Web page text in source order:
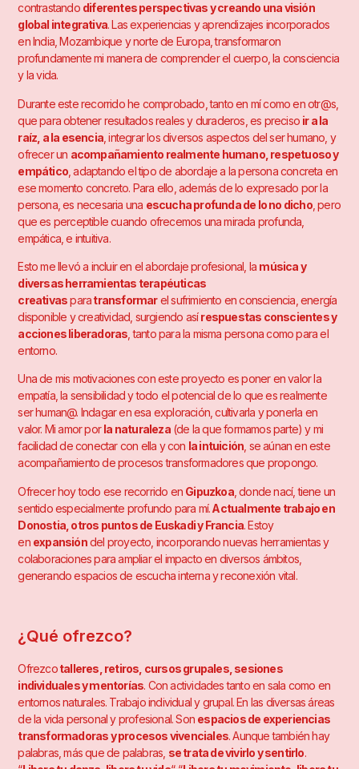
contrastando diferentes perspectivas y creando una visión
global integrativa. Las experiencias y aprendizajes incorporados
en India, Mozambique y norte de Europa, transformaron
profundamente mi manera de comprender el cuerpo, la consciencia
y la vida.
Durante este recorrido he comprobado, tanto en mí como en otr@s,
que para obtener resultados reales y duraderos, es preciso ir a la
raíz, a la esencia , integrar los diversos aspectos del ser humano, y
ofrecer un acompañamiento realmente humano, respetuoso y
empático , adaptando el tipo de abordaje a la persona concreta en
ese momento concreto. Para ello, además de lo expresado por la
persona, es necesaria una escucha profunda de lo no dicho, pero
que es perceptible cuando ofrecemos una mirada profunda,
empática, e intuitiva.
Esto me llevó a incluir en el abordaje profesional, la música y
diversas herramientas terapéuticas
creativasparatransformarel sufrimiento en consciencia, energía
disponible y creatividad, surgiendo asírespuestas conscientes y
acciones liberadoras , tanto para la misma persona como para el
entorno.
Una de mis motivaciones con este proyecto es poner en valor la
empatía, la sensibilidad y todo el potencial de lo que es realmente
ser human@. Indagar en esa exploración, cultivarla y ponerla en
valor. Mi amor por la naturaleza(de la que formamos parte) y mi
facilidad de conectar con ella y con la intuición, se aúnan en este
acompañamiento de procesos transformadores que propongo.
Ofrecer hoy todo ese recorrido en Gipuzkoa, donde nací, tiene un
sentido especialmente profundo para mí.Actualmente trabajo en
Donostia, otros puntos de Euskadi y Francia. Estoy
en expansióndel proyecto, incorporando nuevas herramientas y
colaboraciones para ampliar el impacto en diversos ámbitos,
generando espacios de escucha interna y reconexión vital.
¿Qué ofrezco?
Ofrezcotalleres, retiros, cursos grupales, sesiones
individuales y mentorías. Con actividades tanto en sala como en
entornos naturales. Trabajo individual y grupal. En las diversas áreas
de la vida personal y profesional. Son espacios de experiencias
transformadoras y procesos vivenciales. Aunque también hay
palabras, más que de palabras, se trata de vivirlo y sentirlo.